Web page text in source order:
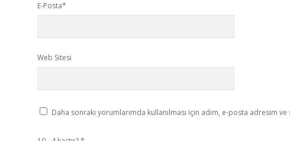
E-Posta*
Web Sitesi
Daha sonraki yorumlarımda kullanılması için adım, e-posta adresim